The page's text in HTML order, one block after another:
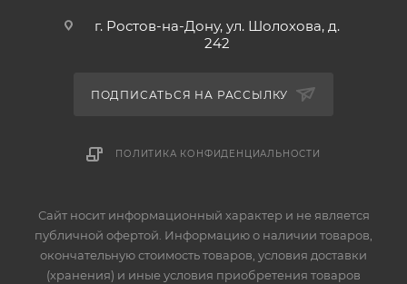
г. Ростов-на-Дону, ул. Шолохова, д.
242
ПОДПИСАТЬСЯ НА РАССЫЛКУ
ПОЛИТИКА КОНФИДЕНЦИАЛЬНОСТИ
Сайт носит информационный характер и не является
публичной офертой. Информацию о наличии товаров,
окончательную стоимость товаров, условия доставки
(хранения) и иные условия приобретения товаров